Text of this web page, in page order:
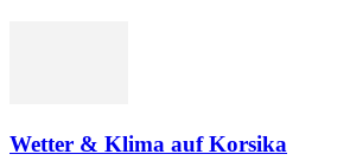
Wetter & Klima auf Korsika